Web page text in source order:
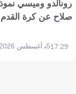
رونالدو وميسي
صلاح عن كرة
17:295 أغسطس 2026